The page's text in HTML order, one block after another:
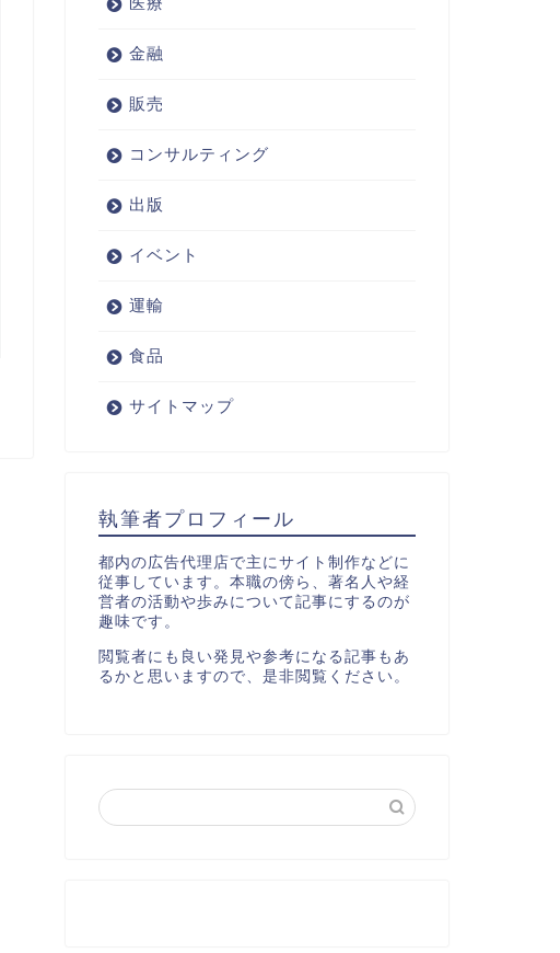
金融
販売
コンサルティング
出版
イベント
運輸
食品
サイトマップ
執筆者プロフィール
都内の広告代理店で主にサイト制作などに
従事しています。本職の傍ら、著名人や経
営者の活動や歩みについて記事にするのが
趣味です。
閲覧者にも良い発見や参考になる記事もあ
るかと思いますので、是非閲覧ください。